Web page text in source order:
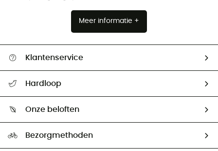
Meer informatie +
Klantenservice
Mijn zending volgen
Retourzendingen & Terugbetalingen
Hardloop
Ambassadeurs
Onze beloften
Bezorgmethoden